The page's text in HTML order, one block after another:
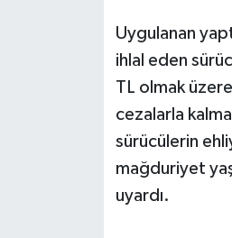
Uygulanan
ihlal eden
TL olmak
cezalarla
sürücülerin
mağduriyet
uyardı.